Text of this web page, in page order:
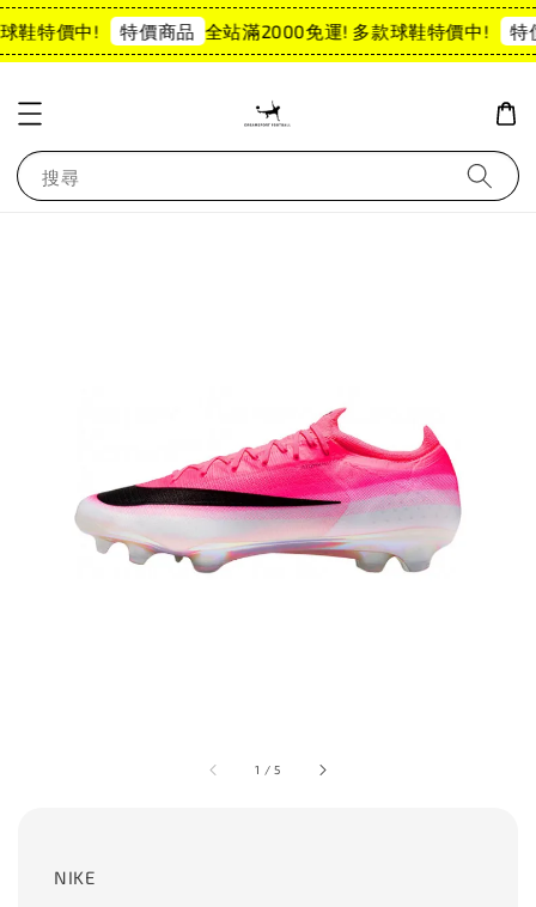
鞋特價中! 特價商品 全站滿2000免運! 多款球鞋特價中! 特
搜尋
1 /5
NIKE